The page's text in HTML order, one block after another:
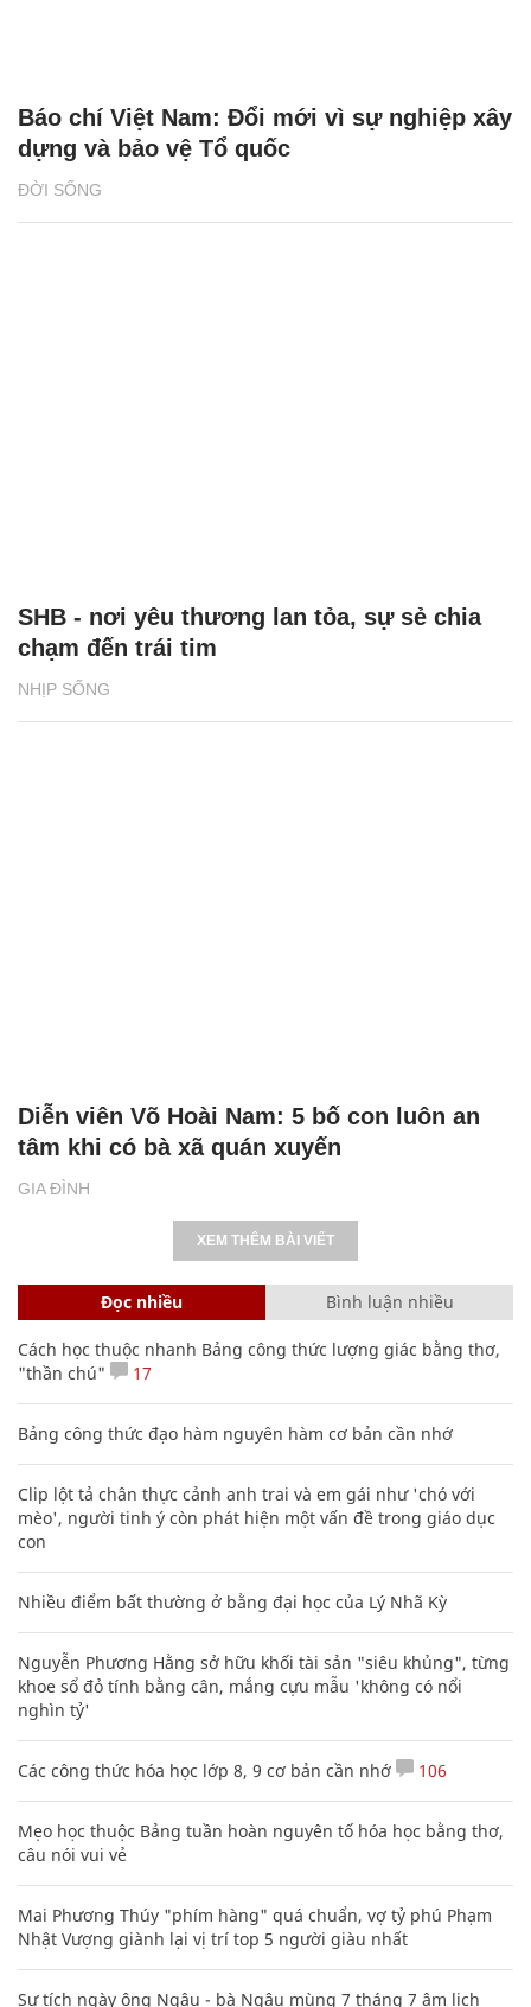
ĐỜI SỐNG
Báo chí Việt Nam: Đổi mới vì sự nghiệp xây
dựng và bảo vệ Tổ quốc
NHỊP SỐNG
SHB - nơi yêu thương lan tỏa, sự sẻ chia
chạm đến trái tim
GIA ĐÌNH
Diễn viên Võ Hoài Nam: 5 bố con luôn an
tâm khi có bà xã quán xuyến
XEM THÊM BÀI VIẾT
Đọc nhiều Bình luận nhiều
Cách học thuộc nhanh Bảng công thức lượng giác bằng thơ,
"thần chú"
17
Bảng công thức đạo hàm nguyên hàm cơ bản cần nhớ
Clip lột tả chân thực cảnh anh trai và em gái như 'chó với
mèo', người tinh ý còn phát hiện một vấn đề trong giáo dục
con
Nhiều điểm bất thường ở bằng đại học của Lý Nhã Kỳ
Nguyễn Phương Hằng sở hữu khối tài sản "siêu khủng", từng
khoe sổ đỏ tính bằng cân, mắng cựu mẫu 'không có nổi
nghìn tỷ'
Các công thức hóa học lớp 8, 9 cơ bản cần nhớ 106
Mẹo học thuộc Bảng tuần hoàn nguyên tố hóa học bằng thơ,
câu nói vui vẻ
Mai Phương Thúy "phím hàng" quá chuẩn, vợ tỷ phú Phạm
Nhật Vượng giành lại vị trí top 5 người giàu nhất
Sự tích ngày ông Ngâu - bà Ngâu mùng 7 tháng 7 âm lịch